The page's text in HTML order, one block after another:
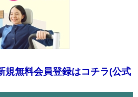
規無料会員登録はコチラ(公式